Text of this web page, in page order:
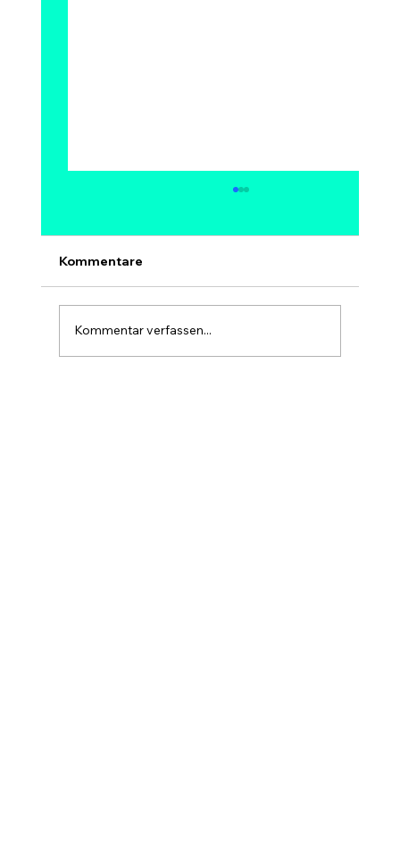
Ja, 1 Million Dollar pro Bitcoin ist
und kein kurzfristiges Ziel. Bei 1 Mio. USD
hätte Bitcoin eine Marktkapitalisierung von
Kommentare
Kommentar verfassen...